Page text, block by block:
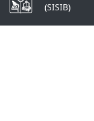
(SISIB)